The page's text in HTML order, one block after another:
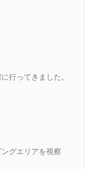
行ってきました。
グエリアを視察